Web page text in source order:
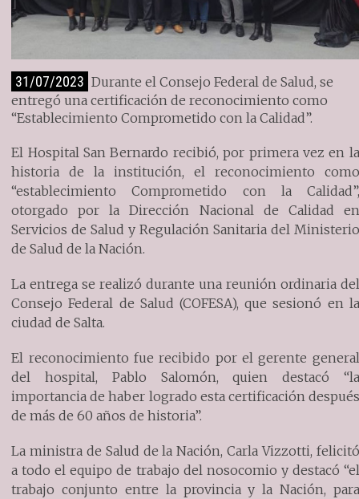
31/07/2023 Durante el Consejo Federal de Salud, se
entregó una certificación de reconocimiento como
“Establecimiento Comprometido con la Calidad”.
El Hospital San Bernardo recibió, por primera vez en la
historia de la institución, el reconocimiento como
“establecimiento Comprometido con la Calidad”,
otorgado por la Dirección Nacional de Calidad en
Servicios de Salud y Regulación Sanitaria del Ministerio
de Salud de la Nación.
La entrega se realizó durante una reunión ordinaria del
Consejo Federal de Salud (COFESA), que sesionó en la
ciudad de Salta.
El reconocimiento fue recibido por el gerente general
del hospital, Pablo Salomón, quien destacó “la
importancia de haber logrado esta certificación después
de más de 60 años de historia”.
La ministra de Salud de la Nación, Carla Vizzotti, felicitó
a todo el equipo de trabajo del nosocomio y destacó “el
trabajo conjunto entre la provincia y la Nación, para